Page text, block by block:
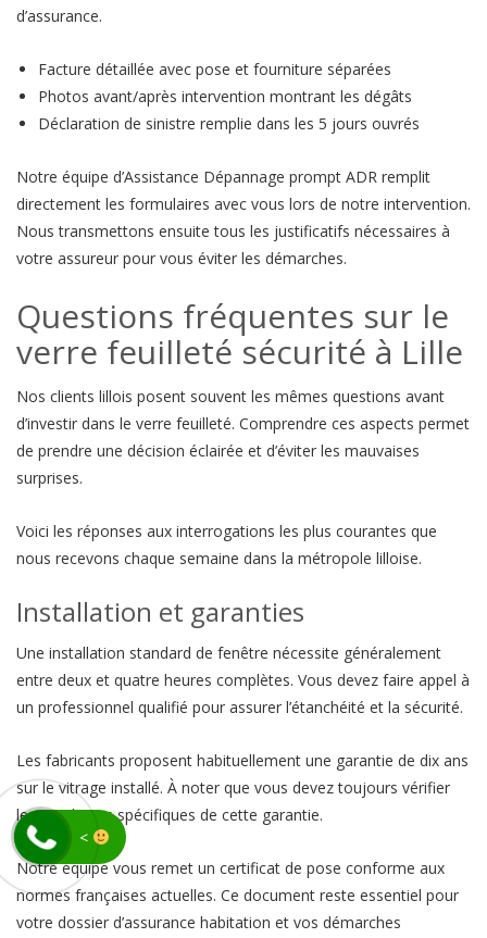
d’assurance.
Facture détaillée avec pose et fourniture séparées
Photos avant/après intervention montrant les dégâts
Déclaration de sinistre remplie dans les 5 jours ouvrés
Notre équipe d’Assistance Dépannage prompt ADR remplit
directement les formulaires avec vous lors de notre intervention.
Nous transmettons ensuite tous les justificatifs nécessaires à
votre assureur pour vous éviter les démarches.
Questions fréquentes sur le
verre feuilleté sécurité à Lille
Nos clients lillois posent souvent les mêmes questions avant
d’investir dans le verre feuilleté. Comprendre ces aspects permet
de prendre une décision éclairée et d’éviter les mauvaises
surprises.
Voici les réponses aux interrogations les plus courantes que
nous recevons chaque semaine dans la métropole lilloise.
Installation et garanties
Une installation standard de fenêtre nécessite généralement
entre deux et quatre heures complètes. Vous devez faire appel à
un professionnel qualifié pour assurer l’étanchéité et la sécurité.
Les fabricants proposent habituellement une garantie de dix ans
sur le vitrage installé. À noter que vous devez toujours vérifier
les conditions spécifiques de cette garantie.
Notre équipe vous remet un certificat de pose conforme aux
normes françaises actuelles. Ce document reste essentiel pour
votre dossier d’assurance habitation et vos démarches
<